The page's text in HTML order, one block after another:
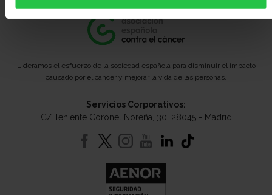
Lideramos el esfuerzo de la sociedad española para disminuir el impacto
causado por el cáncer y mejorar la vida de las personas.
Servicios Corporativos:
C/ Teniente Coronel Noreña, 30, 28045 - Madrid